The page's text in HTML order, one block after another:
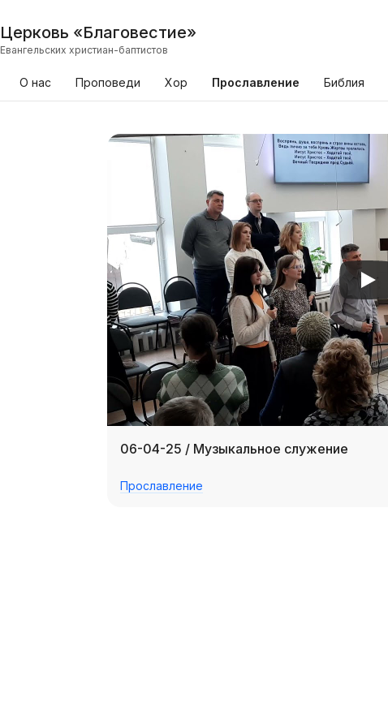
Церковь «Благовестие»
Евангельских христиан-баптистов
О нас Проповеди Хор Прославление Библия
06-04-25 / Музыкальное служение
Прославление